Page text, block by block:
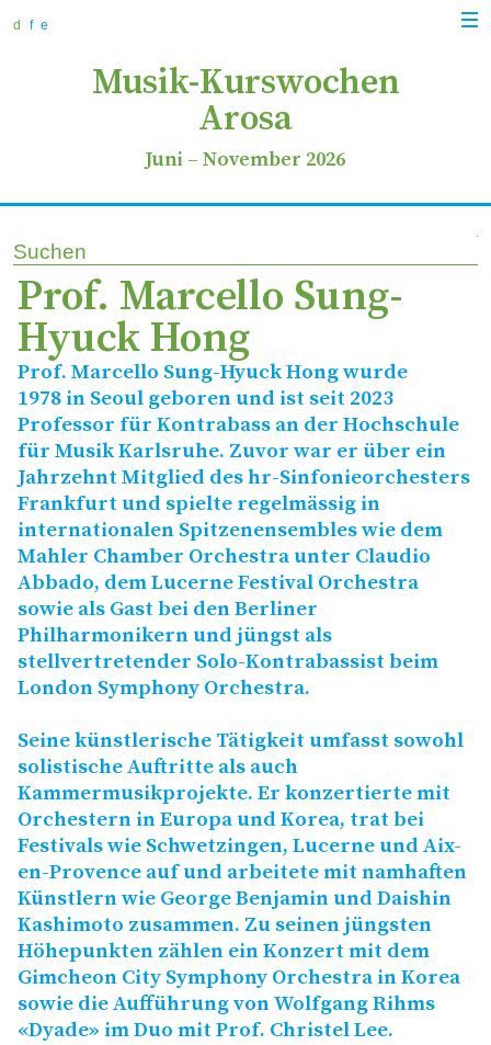
d f e
Musik-Kurswochen
Arosa
Juni – November 2026
Suchen
Prof. Marcello Sung-
Hyuck Hong
Prof. Marcello Sung-Hyuck Hong wurde
1978 in Seoul geboren und ist seit 2023
Professor für Kontrabass an der Hochschule
für Musik Karlsruhe. Zuvor war er über ein
Jahrzehnt Mitglied des hr-Sinfonieorchesters
Frankfurt und spielte regelmässig in
internationalen Spitzenensembles wie dem
Mahler Chamber Orchestra unter Claudio
Abbado, dem Lucerne Festival Orchestra
sowie als Gast bei den Berliner
Philharmonikern und jüngst als
stellvertretender Solo-Kontrabassist beim
London Symphony Orchestra.
Seine künstlerische Tätigkeit umfasst sowohl
solistische Auftritte als auch
Kammermusikprojekte. Er konzertierte mit
Orchestern in Europa und Korea, trat bei
Festivals wie Schwetzingen, Lucerne und Aix-
en-Provence auf und arbeitete mit namhaften
Künstlern wie George Benjamin und Daishin
Kashimoto zusammen. Zu seinen jüngsten
Höhepunkten zählen ein Konzert mit dem
Gimcheon City Symphony Orchestra in Korea
sowie die Aufführung von Wolfgang Rihms
«Dyade» im Duo mit Prof. Christel Lee.